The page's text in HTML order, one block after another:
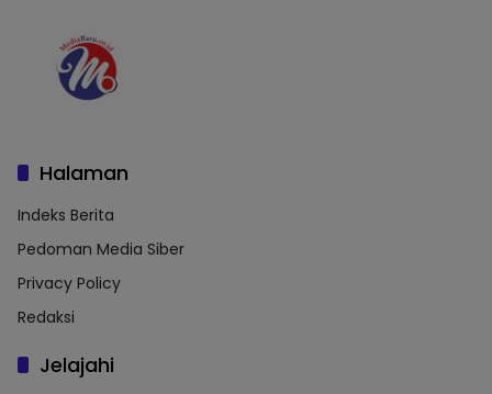
Halaman
Indeks Berita
Pedoman Media Siber
Privacy Policy
Redaksi
Jelajahi